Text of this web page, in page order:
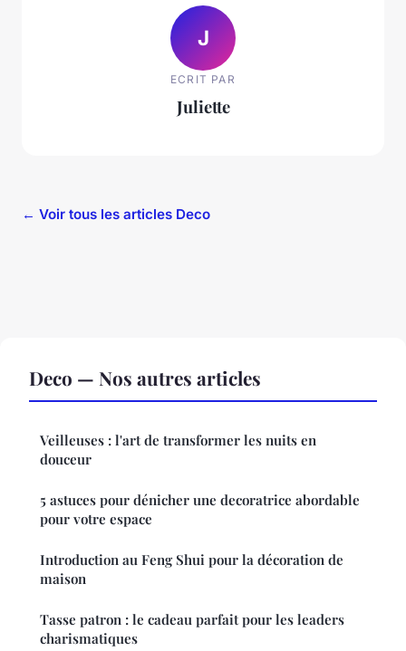
J
ECRIT PAR
Juliette
← Voir tous les articles Deco
Deco — Nos autres articles
Veilleuses : l'art de transformer les nuits en
douceur
5 astuces pour dénicher une decoratrice abordable
pour votre espace
Introduction au Feng Shui pour la décoration de
maison
Tasse patron : le cadeau parfait pour les leaders
charismatiques